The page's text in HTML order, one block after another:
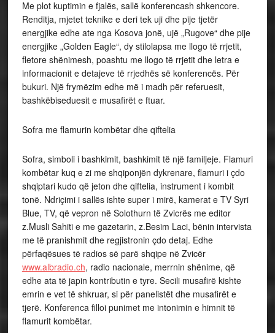
Me plot kuptimin e fjalës, sallë konferencash shkencore.
Renditja, mjetet teknike e deri tek uji dhe pije tjetër
energjike edhe ate nga Kosova jonë, ujë „Rugove“ dhe pije
energjike „Golden Eagle“, dy stilolapsa me llogo të rrjetit,
fletore shënimesh, poashtu me llogo të rrjetit dhe letra e
informacionit e detajeve të rrjedhës së konferencës. Për
bukuri. Një frymëzim edhe më i madh për referuesit,
bashkëbiseduesit e musafirët e ftuar.
Sofra me flamurin kombëtar dhe qiftelia
Sofra, simboli i bashkimit, bashkimit të një familjeje. Flamuri
kombëtar kuq e zi me shqiponjën dykrenare, flamuri i çdo
shqiptari kudo që jeton dhe qiftelia, instrument i kombit
tonë. Ndriçimi i sallës ishte super i mirë, kamerat e TV Syri
Blue, TV, që vepron në Solothurn të Zvicrës me editor
z.Musli Sahiti e me gazetarin, z.Besim Laci, bënin intervista
me të pranishmit dhe regjistronin çdo detaj. Edhe
përfaqësues të radios së parë shqipe në Zvicër
www.albradio.ch, radio nacionale, merrnin shënime, që
edhe ata të japin kontributin e tyre. Secili musafirë kishte
emrin e vet të shkruar, si për panelistët dhe musafirët e
tjerë. Konferenca filloi punimet me intonimin e himnit të
flamurit kombëtar.